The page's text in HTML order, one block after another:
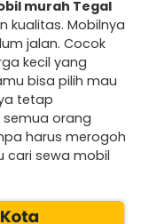
murah Tegal
kualitas. Mobilnya
jalan. Cocok
kecil yang
bisa pilih mau
tetap
semua orang
harus merogoh
cari sewa mobil